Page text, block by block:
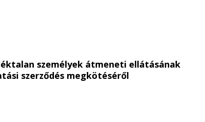
személyek átmeneti ellátásának
szerződés megkötéséről